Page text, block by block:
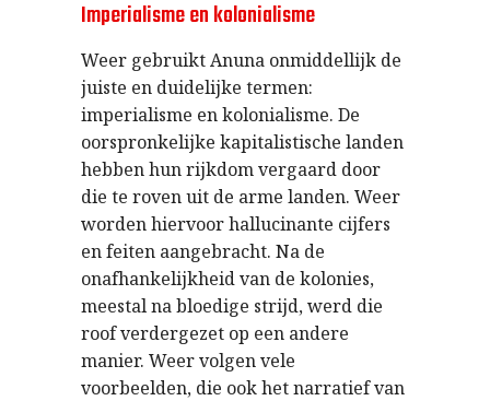
Imperialisme en kolonialisme
Weer gebruikt Anuna onmiddellijk de
juiste en duidelijke termen:
imperialisme en kolonialisme. De
oorspronkelijke kapitalistische landen
hebben hun rijkdom vergaard door
die te roven uit de arme landen. Weer
worden hiervoor hallucinante cijfers
en feiten aangebracht. Na de
onafhankelijkheid van de kolonies,
meestal na bloedige strijd, werd die
roof verdergezet op een andere
manier. Weer volgen vele
voorbeelden, die ook het narratief van